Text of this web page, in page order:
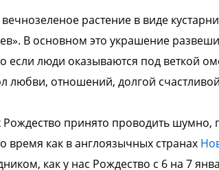
растение в виде
В основном это украшение
если люди оказываются под веткой
любви, отношений, долгой
принято проводить шумно,
время как в англоязычных странах
как у нас Рождество с 6 на 7